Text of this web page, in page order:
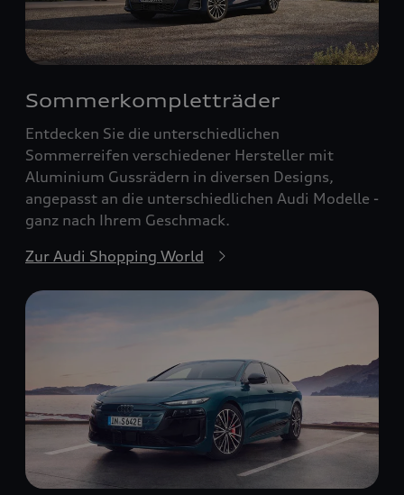
Sommerkompletträder
Entdecken Sie die unterschiedlichen
Sommerreifen verschiedener Hersteller mit
Aluminium Gussrädern in diversen Designs,
angepasst an die unterschiedlichen Audi Modelle -
ganz nach Ihrem Geschmack.
Zur Audi Shopping World